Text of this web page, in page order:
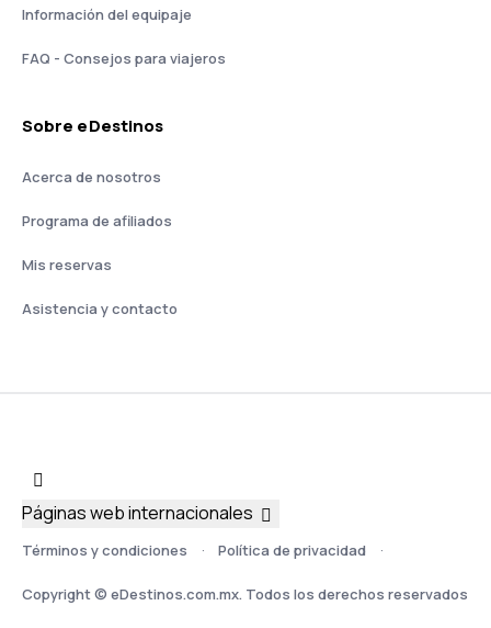
Información del equipaje
FAQ - Consejos para viajeros
Sobre eDestinos
Acerca de nosotros
Programa de afiliados
Mis reservas
Asistencia y contacto
Términos y condiciones Política de privacidad
Copyright © eDestinos.com.mx. Todos los derechos reservados
Páginas web internacionales